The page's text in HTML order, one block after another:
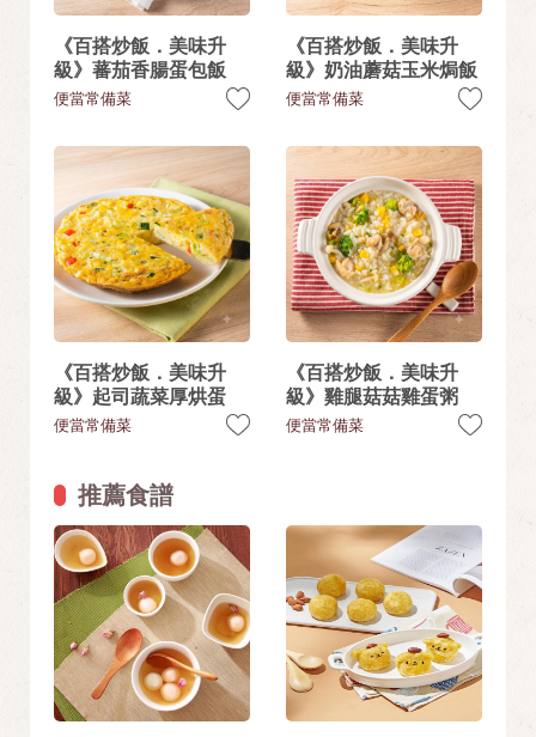
《百搭炒飯．美味升
級》蕃茄香腸蛋包飯
便當常備菜
《百搭炒飯．美味升
級》奶油蘑菇玉米焗飯
便當常備菜
《百搭炒飯．美味升
級》起司蔬菜厚烘蛋
便當常備菜
《百搭炒飯．美味升
級》雞腿菇菇雞蛋粥
便當常備菜
推薦食譜